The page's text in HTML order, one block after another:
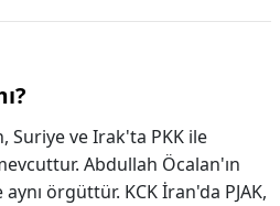
Suriye ve Irak'ta PKK ile
Abdullah Öcalan'ın
örgüttür. KCK İran'da PJAK,